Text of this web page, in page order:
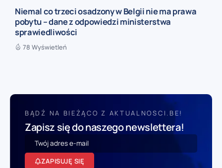
Niemal co trzeci osadzony w Belgii nie ma prawa
pobytu – dane z odpowiedzi ministerstwa
sprawiedliwości
78 Wyświetleń
BĄDŹ NA BIEŻĄCO Z AKTUALNOSCI.BE!
Zapisz się do naszego newslettera!
ZAPISUJĘ SIĘ